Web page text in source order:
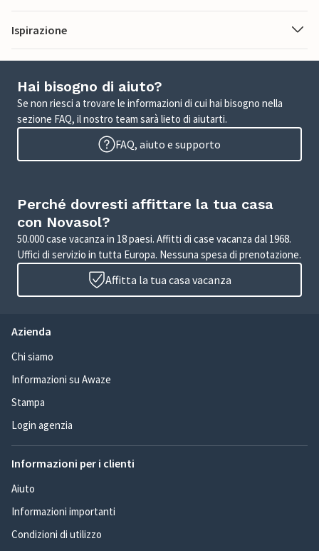
Ispirazione
Hai bisogno di aiuto?
Se non riesci a trovare le informazioni di cui hai bisogno nella
sezione FAQ, il nostro team sarà lieto di aiutarti.
FAQ, aiuto e supporto
Perché dovresti affittare la tua casa
con Novasol?
50.000 case vacanza in 18 paesi. Affitti di case vacanza dal 1968.
Uffici di servizio in tutta Europa. Nessuna spesa di prenotazione.
Affitta la tua casa vacanza
Azienda
Chi siamo
Informazioni su Awaze
Stampa
Login agenzia
Informazioni per i clienti
Aiuto
Informazioni importanti
Condizioni di utilizzo